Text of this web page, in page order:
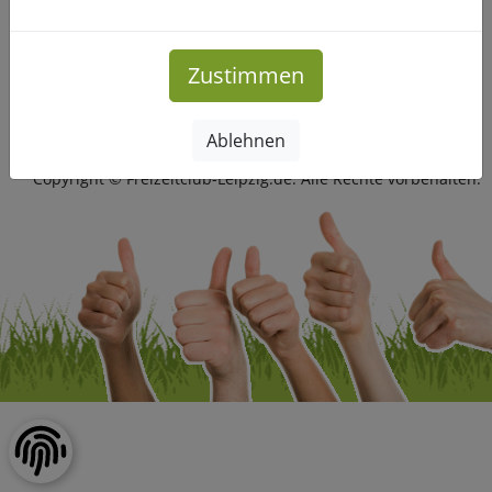
Impressum|Datenschutz
Copyright © Freizeitclub-Leipzig.de. Alle Rechte vorbehalten.
Zustimmen
Ablehnen